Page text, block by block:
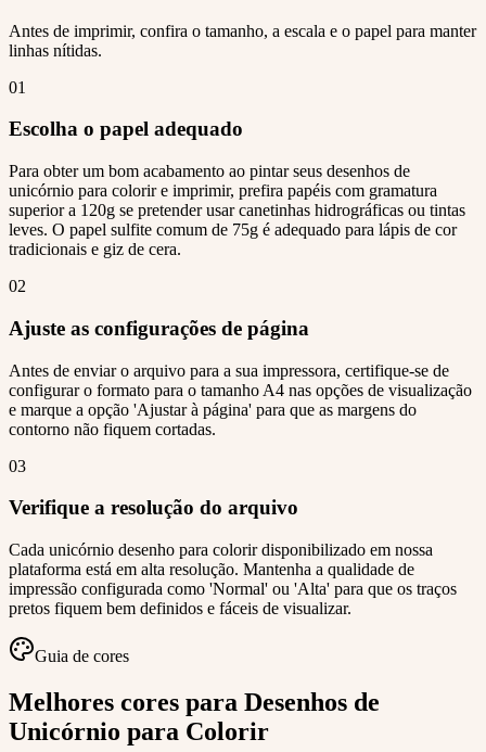
Antes de imprimir, confira o tamanho, a escala e o papel para manter
linhas nítidas.
01
Escolha o papel adequado
Para obter um bom acabamento ao pintar seus desenhos de
unicórnio para colorir e imprimir, prefira papéis com gramatura
superior a 120g se pretender usar canetinhas hidrográficas ou tintas
leves. O papel sulfite comum de 75g é adequado para lápis de cor
tradicionais e giz de cera.
02
Ajuste as configurações de página
Antes de enviar o arquivo para a sua impressora, certifique-se de
configurar o formato para o tamanho A4 nas opções de visualização
e marque a opção 'Ajustar à página' para que as margens do
contorno não fiquem cortadas.
03
Verifique a resolução do arquivo
Cada unicórnio desenho para colorir disponibilizado em nossa
plataforma está em alta resolução. Mantenha a qualidade de
impressão configurada como 'Normal' ou 'Alta' para que os traços
pretos fiquem bem definidos e fáceis de visualizar.
Guia de cores
Melhores cores para Desenhos de
Unicórnio para Colorir